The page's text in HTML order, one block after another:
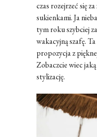
czas rozejrzeć się
sukienkami. Ja
tym roku szybciej
wakacyjną szafę.
propozycja z
Zobaczcie wiec
stylizację.